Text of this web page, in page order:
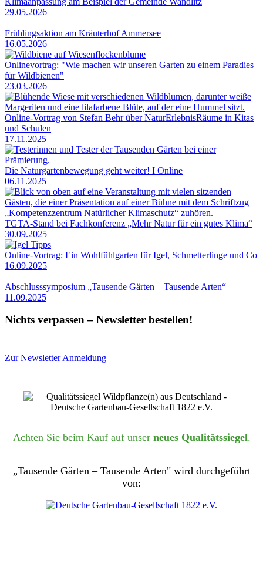
29.05.2026
Frühlingsaktion am Kräuterhof Ammersee
16.05.2026
Onlinevortrag: "Wie machen wir unseren Garten zu einem Paradies
für Wildbienen"
23.03.2026
Online-Vortrag von Stefan Behr über NaturErlebnisRäume in Kitas
und Schulen
17.11.2025
Die Naturgartenbewegung geht weiter! I Online
06.11.2025
TGTA-Stand bei Fachkonferenz „Mehr Natur für ein gutes Klima“
30.09.2025
Online-Vortrag: Ein Wohlfühlgarten für Igel, Schmetterlinge und Co
16.09.2025
Abschlusssymposium „Tausende Gärten – Tausende Arten“
11.09.2025
Nichts verpassen – Newsletter bestellen!
Zur Newsletter Anmeldung
Achten Sie beim Kauf auf unser neues Qualitätssiegel.
„Tausende Gärten – Tausende Arten" wird durchgeführt
von: